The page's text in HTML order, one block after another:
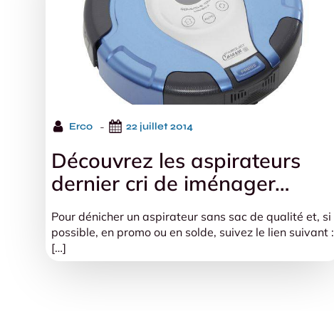
Erco - 22 juillet 2014
Découvrez les aspirateurs
dernier cri de iménager…
Pour dénicher un aspirateur sans sac de qualité et, si
possible, en promo ou en solde, suivez le lien suivant :
[…]